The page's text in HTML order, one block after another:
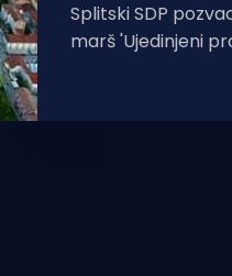
Splitski SDP
marš 'Ujedinjeni